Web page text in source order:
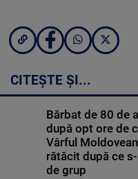
CITEȘTE ȘI...
Bărbat de 80 de
după opt ore de
Vârful
rătăcit după ce
de grup